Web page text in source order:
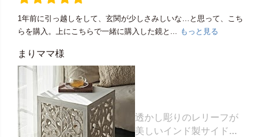
1年前に引っ越しをして、玄関が少しさみしいな…と思って、こち
らを購入。上にこちらで一緒に購入した鏡と...
もっと見る
まりママ様
透かし彫りのレリーフが
美しいインド製サイドテ